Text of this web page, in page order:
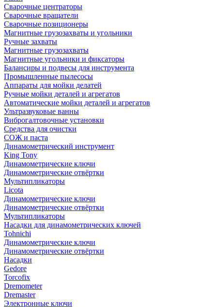
Сварочные центраторы
Сварочные вращатели
Сварочные позиционеры
Магнитные грузозахваты и угольники
Ручные захваты
Магнитные грузозахваты
Магнитные угольники и фиксаторы
Балансиры и подвесы для инструмента
Промышленные пылесосы
Аппараты для мойки делатей
Ручные мойки деталей и агрегатов
Автоматические мойки деталей и агрегатов
Ультразвуковые ванны
Виброгалтовочные установки
Средства для очистки
СОЖ и паста
Динамометрический инструмент
King Tony
Динамометрические ключи
Динамометрические отвёртки
Мультипликаторы
Licota
Динамометрические ключи
Динамометрические отвёртки
Мультипликаторы
Насадки для динамометрических ключей
Tohnichi
Динамометрические ключи
Динамометрические отвёртки
Насадки
Gedore
Torcofix
Dremometer
Dremaster
Электронные ключи